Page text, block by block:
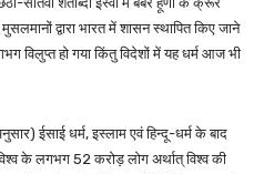
मुसलमानों द्वारा भारत में शासन स्थापित किए जाने
विलुप्त हो गया किंतु विदेशों में यह धर्म आज भी
ईसाई धर्म, इस्लाम एवं हिन्दू-धर्म के बाद
के लगभग 52 करोड़ लोग अर्थात् विश्व की